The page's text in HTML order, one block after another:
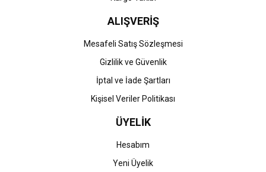
ALIŞVERİŞ
Mesafeli Satış Sözleşmesi
Gizlilik ve Güvenlik
İptal ve İade Şartları
Kişisel Veriler Politikası
ÜYELİK
Hesabım
Yeni Üyelik